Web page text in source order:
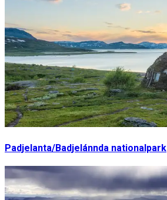
Padjelanta/Badjelánnda nationalpark